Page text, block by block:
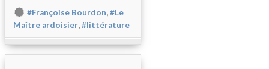
#Françoise Bourdon,#Le
Maître ardoisier,#littérature